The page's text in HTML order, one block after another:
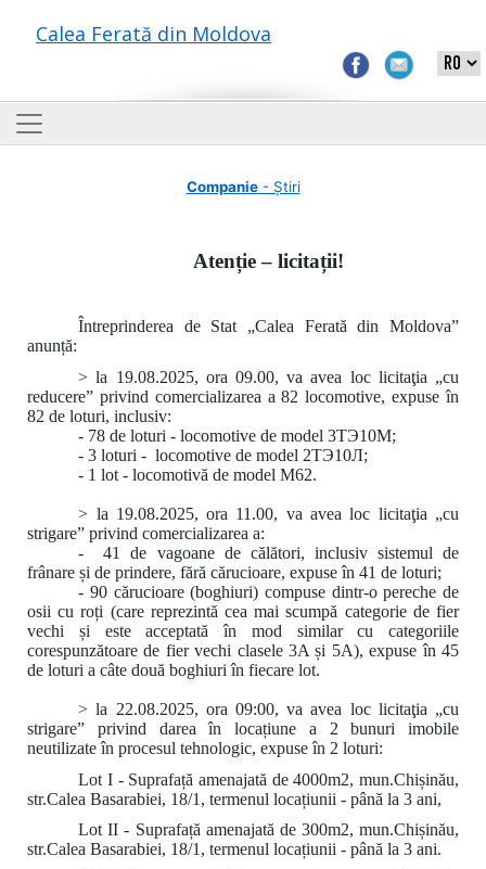
Calea Ferată din Moldova
Companie- Știri
Atenție – licitații!
Întreprinderea de Stat „Calea Ferată din Moldova”
anunță:
> la 19.08.2025, ora 09.00, va avea loc licitaţia „cu
reducere” privind comercializarea a 82 locomotive, expuse în
82 de loturi, inclusiv:
- 78 de loturi - locomotive de model 3ТЭ10М;
- 3 loturi - locomotive de model 2ТЭ10Л;
- 1 lot - locomotivă de model M62.
> la 19.08.2025, ora 11.00, va avea loc licitaţia „cu
strigare” privind comercializarea a:
- 41 de vagoane de călători, inclusiv sistemul de
frânare și de prindere, fără cărucioare, expuse în 41 de loturi;
- 90 cărucioare (boghiuri) compuse dintr-o pereche de
osii cu roți (care reprezintă cea mai scumpă categorie de fier
vechi și este acceptată în mod similar cu categoriile
corespunzătoare de fier vechi clasele 3A și 5A), expuse în 45
de loturi a câte două boghiuri în fiecare lot.
> la 22.08.2025, ora 09:00, va avea loc licitaţia „cu
strigare” privind darea în locațiune a 2 bunuri imobile
neutilizate în procesul tehnologic, expuse în 2 loturi:
Lot I - Suprafață amenajată de 4000m2, mun.Chișinău,
str.Calea Basarabiei, 18/1, termenul locațiunii - până la 3 ani,
Lot II - Suprafață amenajată de 300m2, mun.Chișinău,
str.Calea Basarabiei, 18/1, termenul locațiunii - până la 3 ani.